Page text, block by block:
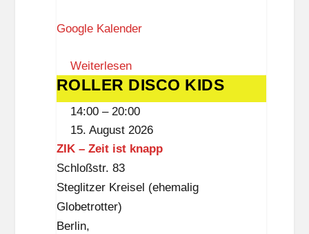
u
S
t
e
i
t
z
Google Kalender
Weiterlesen
ROLLER
DISCO
KIDS
ROLLER DISCO KIDS
14:00 – 20:00
15. August 2026
ZIK – Zeit ist knapp
Schloßstr. 83
Steglitzer Kreisel (ehemalig
Globetrotter)
Berlin,